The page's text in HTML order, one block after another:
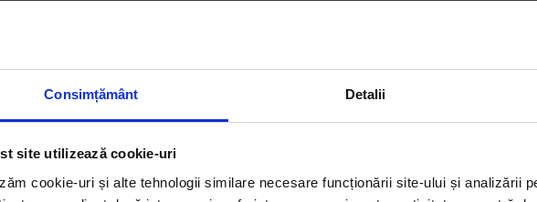
Consimțământ Detalii
site utilizează cookie-uri
cookie-uri și alte tehnologii similare necesare funcționării site-ului și analizării